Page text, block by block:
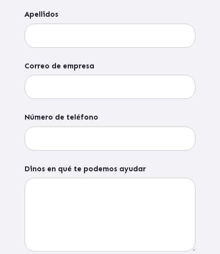
Apellidos
Correo de empresa
Número de teléfono
Dinos en qué te podemos ayudar